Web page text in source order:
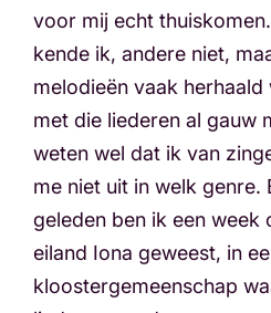
voor mij echt
kende ik, andere niet,
melodieën vaak
met die liederen al gauw
weten wel dat ik van
me niet uit in welk genre.
geleden ben ik een week
eiland Iona geweest, in
kloostergemeenschap